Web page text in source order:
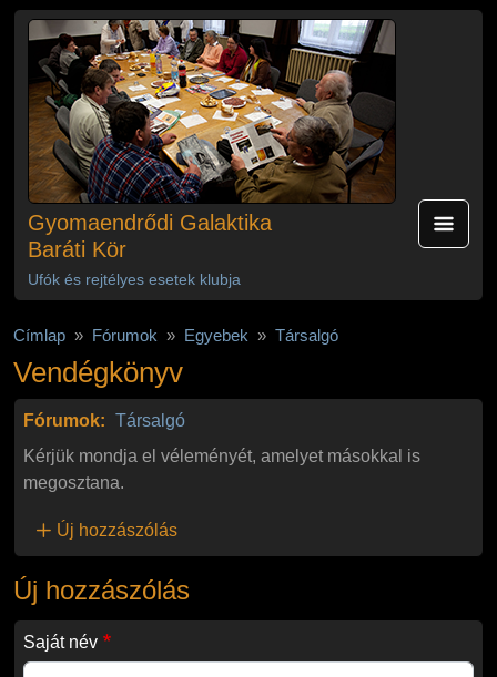
Ugrás a tartalomra
Gyomaendrődi Galaktika
Baráti Kör
Ufók és rejtélyes esetek klubja
Címlap Fórumok Egyebek Társalgó
Vendégkönyv
Fórumok: Társalgó
Kérjük mondja el véleményét, amelyet másokkal is
megosztana.
Új hozzászólás
Új hozzászólás
Saját név